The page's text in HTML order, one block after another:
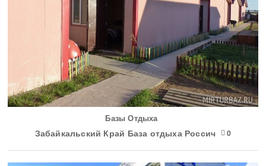
Базы Отдыха
Забайкальский Край База отдыха Россич 0